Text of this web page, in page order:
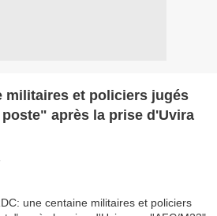
militaires et policiers jugés
après la prise d'Uvira